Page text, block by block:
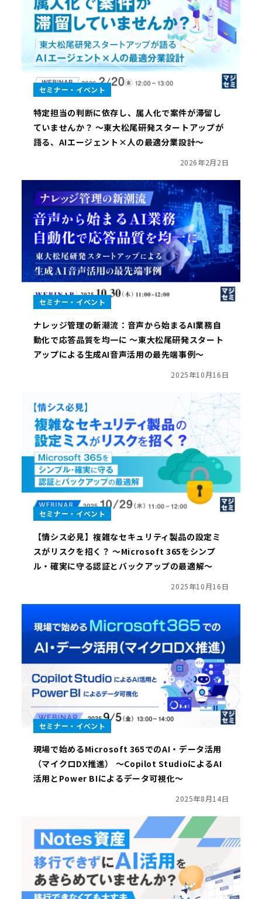
セミナー・イベント
特定担当の判断に依存し、属人化で案件が滞留し
ていませんか？ ～東大松尾研発スタートアップが
語る、AIエージェント×人の最適分業設計～
2026年2月2日
セミナー・イベント
ナレッジ管理の新潮流：音声から始まるAI業務自
動化で応答品質を均一に 〜東大松尾研発スタート
アップによる生成AI音声活用の最先端事例〜
2025年10月16日
セミナー・イベント
【情シス必見】複雑なセキュリティ製品の設定ミ
スがリスクを招く？ ～Microsoft 365をシンプ
ル・確実に守る認証とバックアップの最適解～
2025年10月16日
セミナー・イベント
現場で始めるMicrosoft 365でのAI・データ活用
（マイクロDX推進） 〜Copilot StudioによるAI
活用とPower BIによるデータ可視化〜
2025年8月14日